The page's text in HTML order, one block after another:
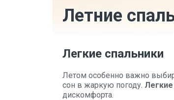
Летние
Легкие спальники
Летом особенно важно
сон в жаркую погоду.
дискомфорта.